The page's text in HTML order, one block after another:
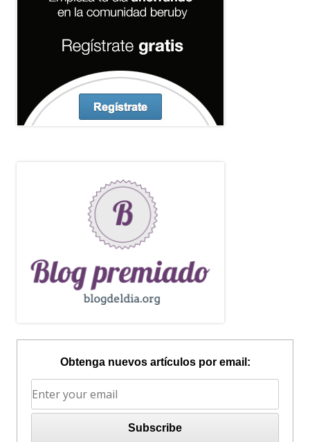
Obtenga nuevos artículos por email: